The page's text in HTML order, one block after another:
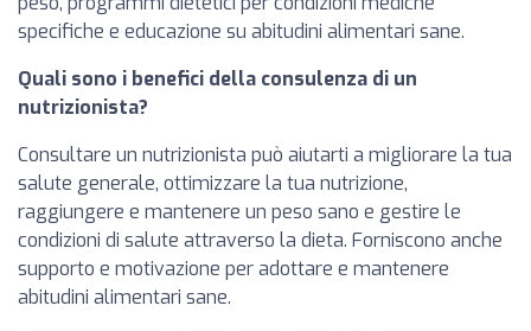
specifiche e educazione su abitudini alimentari sane.
Quali sono i benefici della consulenza di un
nutrizionista?
Consultare un nutrizionista può aiutarti a migliorare la tua
salute generale, ottimizzare la tua nutrizione,
raggiungere e mantenere un peso sano e gestire le
condizioni di salute attraverso la dieta. Forniscono anche
supporto e motivazione per adottare e mantenere
abitudini alimentari sane.